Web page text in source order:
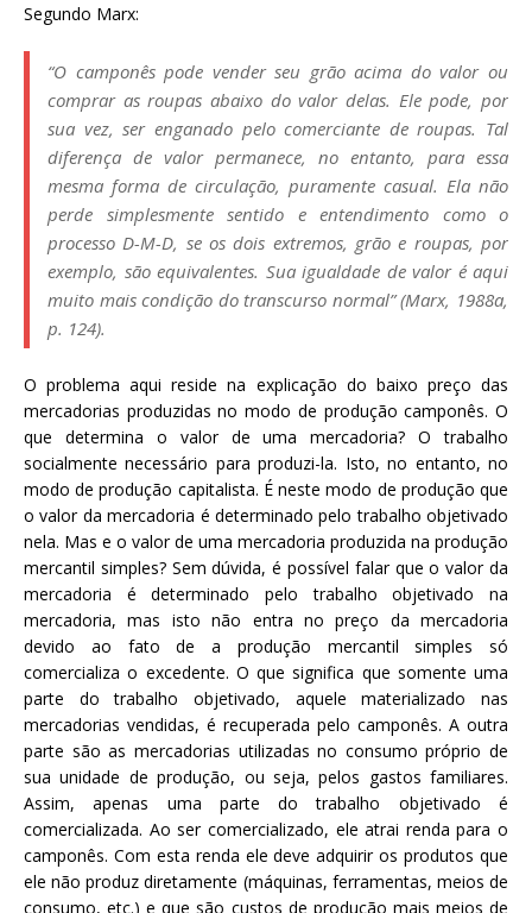
Segundo Marx:
“O camponês pode vender seu grão acima do valor ou
comprar as roupas abaixo do valor delas. Ele pode, por
sua vez, ser enganado pelo comerciante de roupas. Tal
diferença de valor permanece, no entanto, para essa
mesma forma de circulação, puramente casual. Ela não
perde simplesmente sentido e entendimento como o
processo D-M-D, se os dois extremos, grão e roupas, por
exemplo, são equivalentes. Sua igualdade de valor é aqui
muito mais condição do transcurso normal” (Marx, 1988a,
p. 124).
O problema aqui reside na explicação do baixo preço das
mercadorias produzidas no modo de produção camponês. O
que determina o valor de uma mercadoria? O trabalho
socialmente necessário para produzi-la. Isto, no entanto, no
modo de produção capitalista. É neste modo de produção que
o valor da mercadoria é determinado pelo trabalho objetivado
nela. Mas e o valor de uma mercadoria produzida na produção
mercantil simples? Sem dúvida, é possível falar que o valor da
mercadoria é determinado pelo trabalho objetivado na
mercadoria, mas isto não entra no preço da mercadoria
devido ao fato de a produção mercantil simples só
comercializa o excedente. O que significa que somente uma
parte do trabalho objetivado, aquele materializado nas
mercadorias vendidas, é recuperada pelo camponês. A outra
parte são as mercadorias utilizadas no consumo próprio de
sua unidade de produção, ou seja, pelos gastos familiares.
Assim, apenas uma parte do trabalho objetivado é
comercializada. Ao ser comercializado, ele atrai renda para o
camponês. Com esta renda ele deve adquirir os produtos que
ele não produz diretamente (máquinas, ferramentas, meios de
consumo, etc.) e que são custos de produção mais meios de